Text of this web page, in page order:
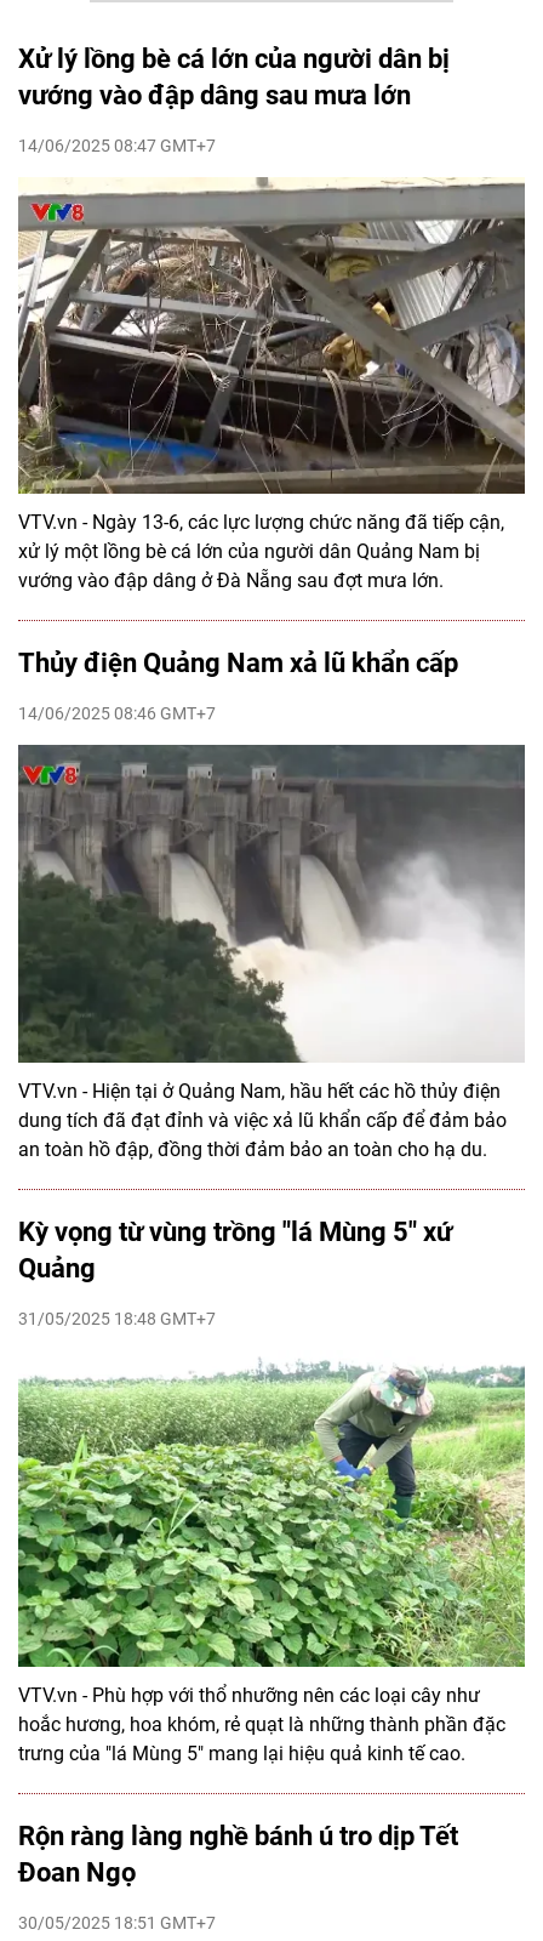
Xử lý lồng bè cá lớn của người dân bị
vướng vào đập dâng sau mưa lớn
14/06/2025 08:47 GMT+7
VTV.vn - Ngày 13-6, các lực lượng chức năng đã tiếp cận,
xử lý một lồng bè cá lớn của người dân Quảng Nam bị
vướng vào đập dâng ở Đà Nẵng sau đợt mưa lớn.
Thủy điện Quảng Nam xả lũ khẩn cấp
14/06/2025 08:46 GMT+7
VTV.vn - Hiện tại ở Quảng Nam, hầu hết các hồ thủy điện
dung tích đã đạt đỉnh và việc xả lũ khẩn cấp để đảm bảo
an toàn hồ đập, đồng thời đảm bảo an toàn cho hạ du.
Kỳ vọng từ vùng trồng "lá Mùng 5" xứ
Quảng
31/05/2025 18:48 GMT+7
VTV.vn - Phù hợp với thổ nhưỡng nên các loại cây như
hoắc hương, hoa khóm, rẻ quạt là những thành phần đặc
trưng của "lá Mùng 5" mang lại hiệu quả kinh tế cao.
Rộn ràng làng nghề bánh ú tro dịp Tết
Đoan Ngọ
30/05/2025 18:51 GMT+7